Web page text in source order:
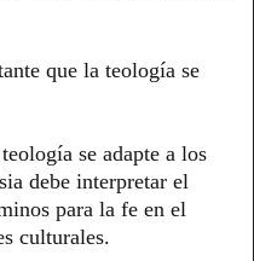
que la teología se
se adapte a los
debe interpretar el
para la fe en el
culturales.